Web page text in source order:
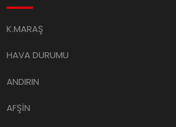
K.MARAŞ
HAVA DURUMU
ANDIRIN
AFŞİN